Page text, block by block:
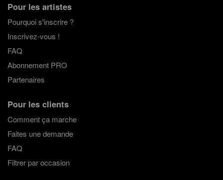
Pour les artistes
Pourquoi s'inscrire ?
Inscrivez-vous !
FAQ
Abonnement PRO
Partenaires
Pour les clients
Comment ça marche
Faites une demande
FAQ
Filtrer par occasion